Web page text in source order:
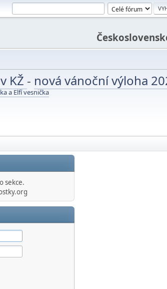
KŽ - nová vánoční výloha
a Elfí vesnička
sekce.